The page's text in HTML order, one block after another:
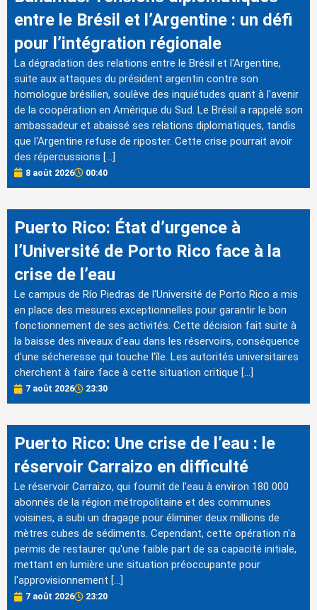
entre le Brésil et l’Argentine : un défi
pour l’intégration régionale
La dégradation des relations entre le Brésil et l'Argentine,
suite aux attaques du président argentin contre son
homologue brésilien, soulève des inquiétudes quant à l'avenir
de la coopération en Amérique du Sud. Le Brésil a rappelé son
ambassadeur et abaissé ses relations diplomatiques, tandis
que l'Argentine refuse de riposter. Cette crise pourrait avoir
des répercussions […]
8 août 2026 00:40
Puerto Rico: État d’urgence à
l’Université de Porto Rico face à la
crise de l’eau
Le campus de Río Piedras de l'Université de Porto Rico a mis
en place des mesures exceptionnelles pour garantir le bon
fonctionnement de ses activités. Cette décision fait suite à
la baisse des niveaux d'eau dans les réservoirs, conséquence
d'une sécheresse qui touche l'île. Les autorités universitaires
cherchent à faire face à cette situation critique […]
7 août 2026 23:30
Puerto Rico: Une crise de l’eau : le
réservoir Carraizo en difficulté
Le réservoir Carraizo, qui fournit de l'eau à environ 180 000
abonnés de la région métropolitaine et des communes
voisines, a subi un dragage pour éliminer deux millions de
mètres cubes de sédiments. Cependant, cette opération n'a
permis de restaurer qu'une faible part de sa capacité initiale,
mettant en lumière une situation préoccupante pour
l'approvisionnement […]
7 août 2026 23:20